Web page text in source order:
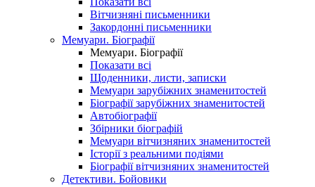
Вітчизняні письменники
Закордонні письменники
Мемуари. Біографії
Мемуари. Біографії
Показати всі
Щоденники, листи, записки
Мемуари зарубіжних знаменитостей
Біографії зарубіжних знаменитостей
Автобіографії
Збірники біографій
Мемуари вітчизняних знаменитостей
Історії з реальними подіями
Біографії вітчизняних знаменитостей
Детективи. Бойовики